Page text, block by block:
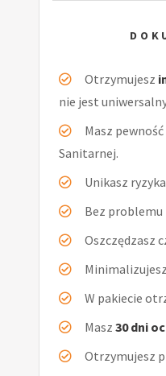
Otrzymujesz
nie jest
Masz pewność
Sanitarnej.
Unikasz ryzyka
Bez problemu
Oszczędzasz
W pakiecie
Masz 30 dni
Otrzymujesz